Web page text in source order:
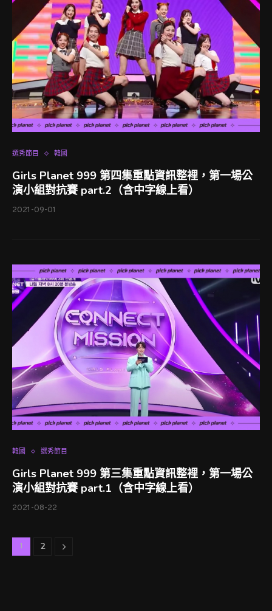
選秀節目 韓國
Girls Planet 999 第四集重點資訊整裡，第一場公
演小組對抗賽 part.2（含中字線上看）
2021-09-01
韓國 選秀節目
Girls Planet 999 第三集重點資訊整裡，第一場公
演小組對抗賽 part.1（含中字線上看）
2021-08-22
1 2